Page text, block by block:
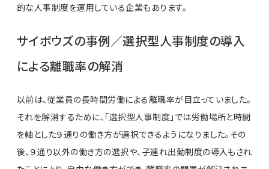
的な人事制度を運用している企業もあります。
サイボウズの事例／選択型人事制度の導入
による離職率の解消
以前は、従業員の長時間労働による離職率が目立っていました。
それを解消するために、「選択型人事制度」では労働場所と時間
を軸とした９通りの働き方が選択できるようになりました。その
後、９通り以外の働き方の選択や、子連れ出勤制度の導入もされ